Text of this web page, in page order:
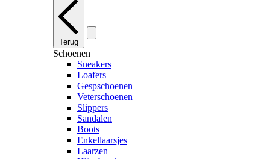
Terug
Schoenen
Sneakers
Loafers
Gespschoenen
Veterschoenen
Slippers
Sandalen
Boots
Enkellaarsjes
Laarzen